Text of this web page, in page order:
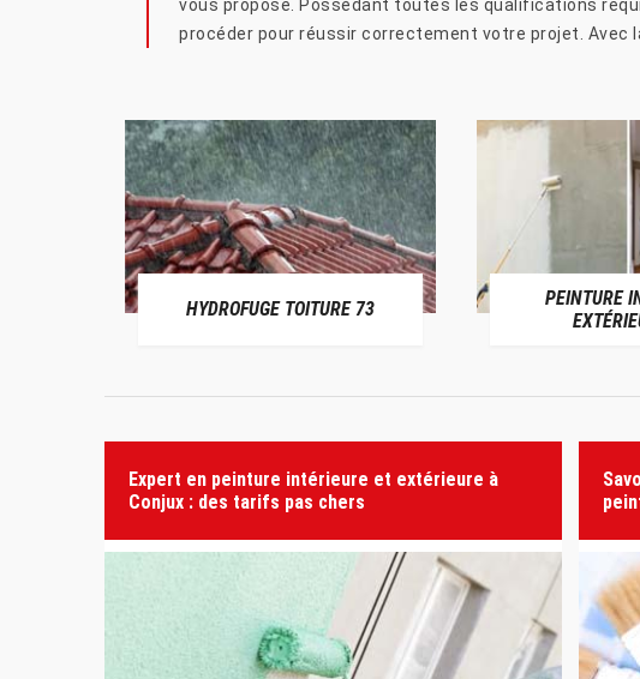
vous propose. Possédant toutes les qualifications
procéder pour réussir correctement votre projet. Avec
HYDROFUGE TOITURE 73
PEINTURE
Expert en peinture intérieure et extérieure à
Conjux : des tarifs pas chers